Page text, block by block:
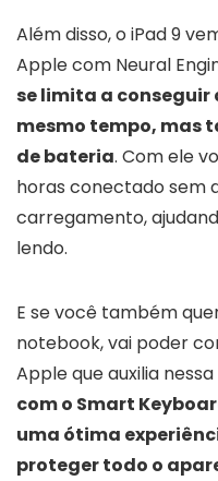
Além disso, o iPad 9
Apple com Neural
se limita a
mesmo tempo, mas
de bateria. Com ele
horas conectado sem
carregamento,
lendo.
E se você também
notebook, vai poder
Apple que auxilia
com o Smart
uma ótima
proteger todo o